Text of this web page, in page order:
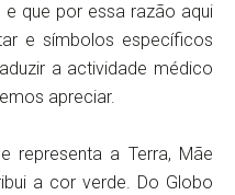
que por essa razão aqui
e símbolos específicos
a actividade médico
apreciar.
representa a Terra, Mãe
a cor verde. Do Globo